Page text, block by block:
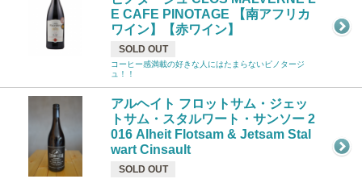
E CAFE PINOTAGE 【南アフリカ
ワイン】【赤ワイン】
SOLD OUT
コーヒー感満載の好きな人にはたまらないピノタージ
ュ！！
アルヘイト フロットサム・ジェッ
トサム・スタルワート・サンソー 2
016 Alheit Flotsam & Jetsam Stal
wart Cinsault
SOLD OUT